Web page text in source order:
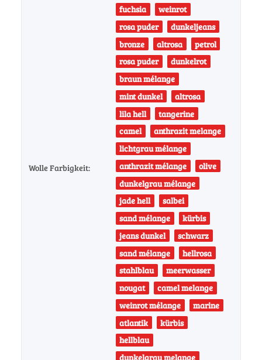
Wolle Farbigkeit:
fuchsia
weinrot
rosa puder
dunkeljeans
bronze
altrosa
petrol
rosa puder
dunkelrot
braun mélange
mint dunkel
altrosa
lila hell
tangerine
camel
anthrazit melange
lichtgrau mélange
anthrazit mélange
olive
dunkelgrau mélange
jade hell
salbei
sand mélange
kürbis
jeans dunkel
schwarz
sand mélange
hellrosa
stahlblau
meerwasser
nougat
camel melange
weinrot mélange
marine
atlantik
kürbis
hellblau
dunkelgrau melange